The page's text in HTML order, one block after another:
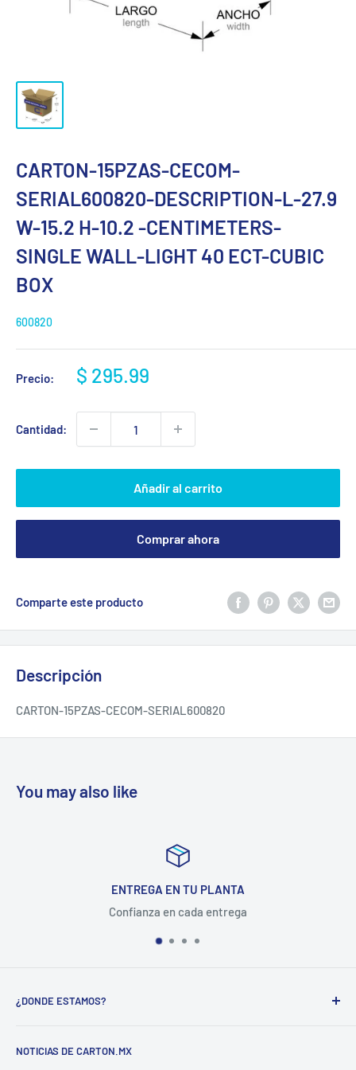
CARTON-15PZAS-CECOM-
SERIAL600820-DESCRIPTION-L-27.9
W-15.2 H-10.2 -CENTIMETERS-
SINGLE WALL-LIGHT 40 ECT-CUBIC
BOX
600820
Precio:
Precio
venta
$ 295.99
Cantidad:
Añadir al carrito
Comprar ahora
Comparte este producto
Descripción
CARTON-15PZAS-CECOM-SERIAL600820
You may also like
ENTREGA EN TU PLANTA
Confianza en cada entrega
¿DONDE ESTAMOS?
NOTICIAS DE CARTON.MX